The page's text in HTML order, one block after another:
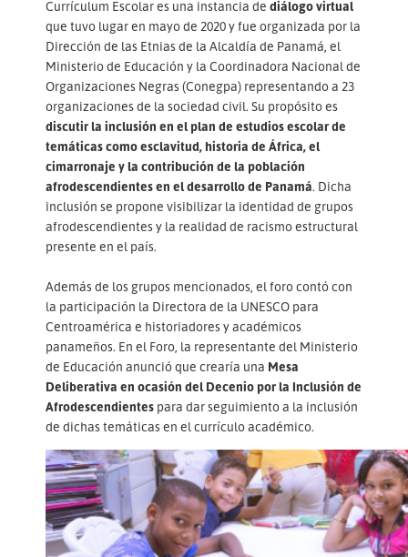
Currículum Escolar es una instancia de diálogo virtual
que tuvo lugar en mayo de 2020 y fue organizada por la
Dirección de las Etnias de la Alcaldía de Panamá, el
Ministerio de Educación y la Coordinadora Nacional de
Organizaciones Negras (Conegpa) representando a 23
organizaciones de la sociedad civil. Su propósito es
discutir la inclusión en el plan de estudios escolar de
temáticas como esclavitud, historia de África, el
cimarronaje y la contribución de la población
afrodescendientes en el desarrollo de Panamá. Dicha
inclusión se propone visibilizar la identidad de grupos
afrodescendientes y la realidad de racismo estructural
presente en el país.
Además de los grupos mencionados, el foro contó con
la participación la Directora de la UNESCO para
Centroamérica e historiadores y académicos
panameños. En el Foro, la representante del Ministerio
de Educación anunció que crearía una Mesa
Deliberativa en ocasión del Decenio por la Inclusión de
Afrodescendientes para dar seguimiento a la inclusión
de dichas temáticas en el currículo académico.